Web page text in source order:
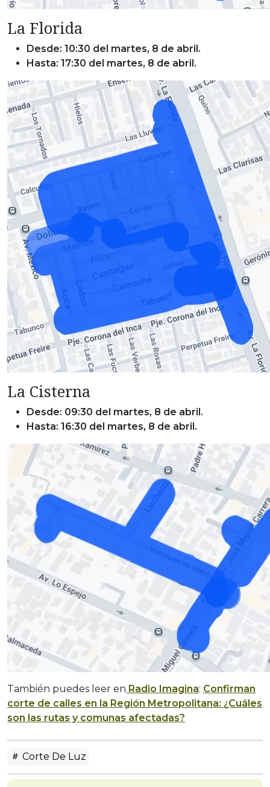
La Florida
Desde: 10:30 del martes, 8 de abril.
Hasta: 17:30 del martes, 8 de abril.
La Cisterna
Desde: 09:30 del martes, 8 de abril.
Hasta: 16:30 del martes, 8 de abril.
También puedes leer en Radio Imagina: Confirman
corte de calles en la Región Metropolitana: ¿Cuáles
son las rutas y comunas afectadas?
Corte De Luz